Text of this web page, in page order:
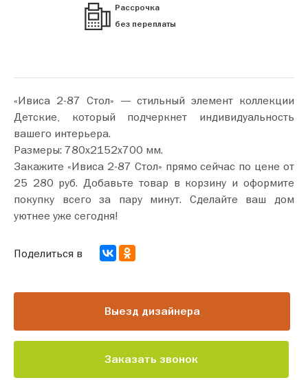
Рассрочка
без переплаты
«Ивиса 2-87 Стол» — стильный элемент коллекции
Детские, который подчеркнет индивидуальность
вашего интерьера.
Размеры: 780х2152х700 мм.
Закажите «Ивиса 2-87 Стол» прямо сейчас по цене от
25 280 руб. Добавьте товар в корзину и оформите
покупку всего за пару минут. Сделайте ваш дом
уютнее уже сегодня!
Выезд дизайнера
Заказать звонок
Поделиться в